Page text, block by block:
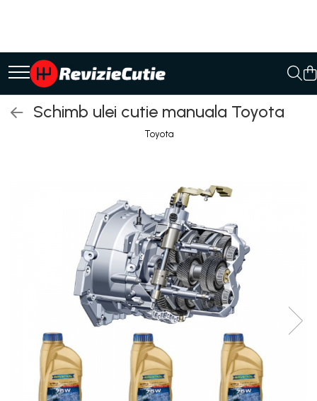
Ulei cutie automata
Filtre cutii automate
Schimb ulei cutie manuala Toyota
Toyota